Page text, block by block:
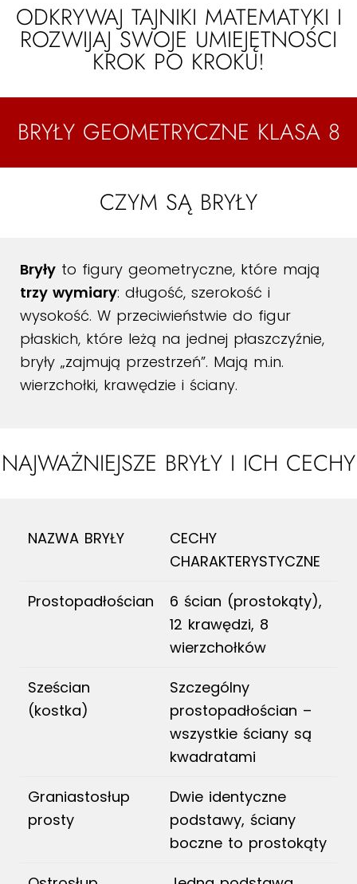
ODKRYWAJ TAJNIKI MATEMATYKI I
ROZWIJAJ SWOJE UMIEJĘTNOŚCI
KROK PO KROKU!
BRYŁY GEOMETRYCZNE KLASA 8
CZYM SĄ BRYŁY
Bryły to figury geometryczne, które mają
trzy wymiary: długość, szerokość i
wysokość. W przeciwieństwie do figur
płaskich, które leżą na jednej płaszczyźnie,
bryły „zajmują przestrzeń”. Mają m.in.
wierzchołki, krawędzie i ściany.
NAJWAŻNIEJSZE BRYŁY I ICH CECHY
NAZWA BRYŁY
CECHY
CHARAKTERYSTYCZNE
Prostopadłościan
6 ścian (prostokąty),
12 krawędzi, 8
wierzchołków
Sześcian
(kostka)
Szczególny
prostopadłościan –
wszystkie ściany są
kwadratami
Graniastosłup
prosty
Dwie identyczne
podstawy, ściany
boczne to prostokąty